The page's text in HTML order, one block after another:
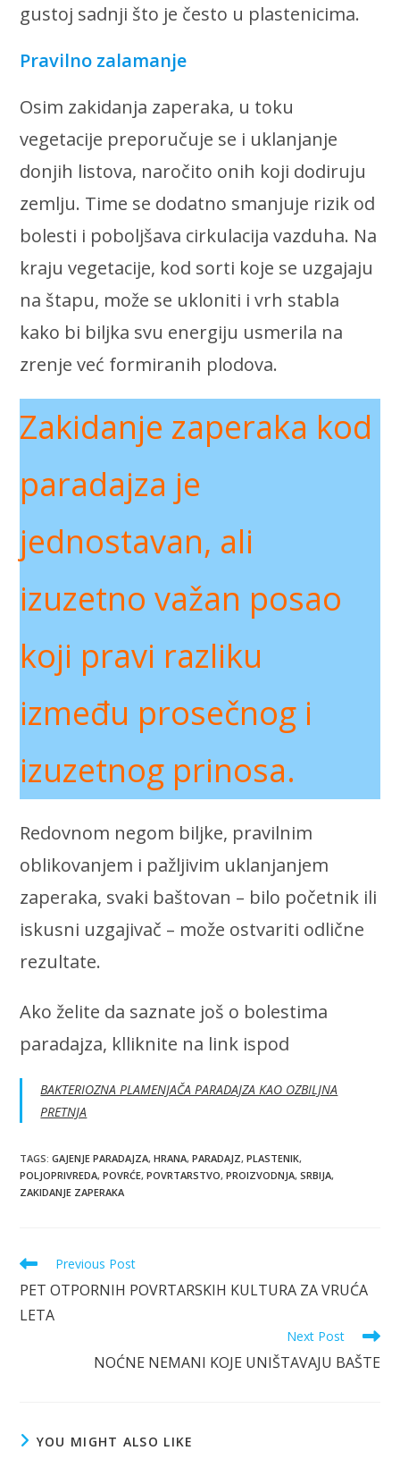
gustoj sadnji što je često u plastenicima.
Pravilno zalamanje
Osim zakidanja zaperaka, u toku
vegetacije preporučuje se i uklanjanje
donjih listova, naročito onih koji dodiruju
zemlju. Time se dodatno smanjuje rizik od
bolesti i poboljšava cirkulacija vazduha. Na
kraju vegetacije, kod sorti koje se uzgajaju
na štapu, može se ukloniti i vrh stabla
kako bi biljka svu energiju usmerila na
zrenje već formiranih plodova.
Zakidanje zaperaka kod
paradajza je
jednostavan, ali
izuzetno važan posao
koji pravi razliku
između prosečnog i
izuzetnog prinosa.
Redovnom negom biljke, pravilnim
oblikovanjem i pažljivim uklanjanjem
zaperaka, svaki baštovan – bilo početnik ili
iskusni uzgajivač – može ostvariti odlične
rezultate.
Ako želite da saznate još o bolestima
paradajza, klliknite na link ispod
BAKTERIOZNA PLAMENJAČA PARADAJZA KAO OZBILJNA
PRETNJA
TAGS:GAJENJE PARADAJZA, HRANA, PARADAJZ, PLASTENIK,
POLJOPRIVREDA, POVRĆE, POVRTARSTVO, PROIZVODNJA, SRBIJA,
ZAKIDANJE ZAPERAKA
Read
articles
Previous Post
PET OTPORNIH POVRTARSKIH KULTURA ZA VRUĆA
LETA
Next Post
NOĆNE NEMANI KOJE UNIŠTAVAJU BAŠTE
YOU MIGHT ALSO LIKE